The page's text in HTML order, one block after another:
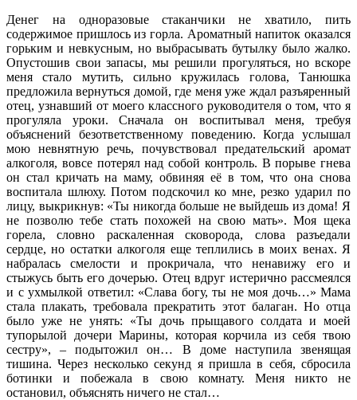
Денег на одноразовые стаканчики не хватило, пить
содержимое пришлось из горла. Ароматный напиток оказался
горьким и невкусным, но выбрасывать бутылку было жалко.
Опустошив свои запасы, мы решили прогуляться, но вскоре
меня стало мутить, сильно кружилась голова, Танюшка
предложила вернуться домой, где меня уже ждал разъяренный
отец, узнавший от моего классного руководителя о том, что я
прогуляла уроки. Сначала он воспитывал меня, требуя
объяснений безответственному поведению. Когда услышал
мою невнятную речь, почувствовал предательский аромат
алкоголя, вовсе потерял над собой контроль. В порыве гнева
он стал кричать на маму, обвиняя её в том, что она снова
воспитала шлюху. Потом подскочил ко мне, резко ударил по
лицу, выкрикнув: «Ты никогда больше не выйдешь из дома! Я
не позволю тебе стать похожей на свою мать». Моя щека
горела, словно раскаленная сковорода, слова разъедали
сердце, но остатки алкоголя еще теплились в моих венах. Я
набралась смелости и прокричала, что ненавижу его и
стыжусь быть его дочерью. Отец вдруг истерично рассмеялся
и с ухмылкой ответил: «Слава богу, ты не моя дочь…» Мама
стала плакать, требовала прекратить этот балаган. Но отца
было уже не унять: «Ты дочь прыщавого солдата и моей
тупорылой дочери Марины, которая корчила из себя твою
сестру», – подытожил он… В доме наступила звенящая
тишина. Через несколько секунд я пришла в себя, сбросила
ботинки и побежала в свою комнату. Меня никто не
остановил, объяснять ничего не стал…